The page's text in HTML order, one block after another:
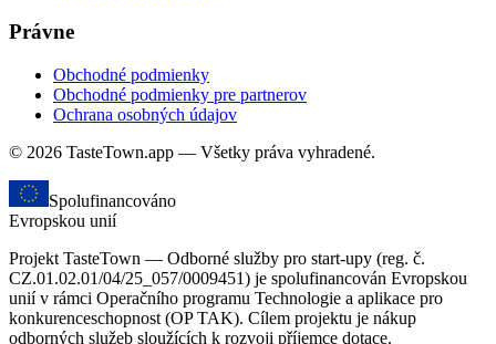
Právne
Obchodné podmienky
Obchodné podmienky pre partnerov
Ochrana osobných údajov
© 2026 TasteTown.app — Všetky práva vyhradené.
Spolufinancováno
Evropskou unií
Projekt TasteTown — Odborné služby pro start-upy (reg. č.
CZ.01.02.01/04/25_057/0009451) je spolufinancován Evropskou
unií v rámci Operačního programu Technologie a aplikace pro
konkurenceschopnost (OP TAK). Cílem projektu je nákup
odborných služeb sloužících k rozvoji příjemce dotace.